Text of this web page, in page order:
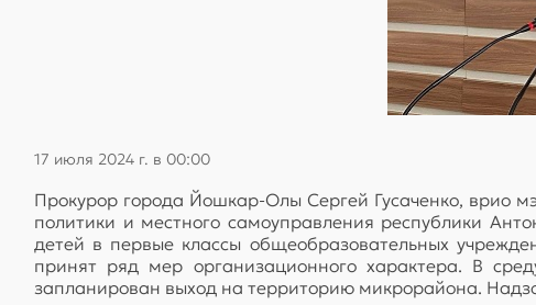
17 июля 2024 г. в 00:00
Прокурор города Йошкар-Олы Сергей Гусаченко, врио
политики и местного самоуправления республики
детей в первые классы общеобразовательных
принят ряд мер организационного характера. В
запланирован выход на территорию микрорайона.